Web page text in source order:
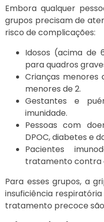
Embora qualquer
grupos precisam de
risco de complicações:
Idosos (acima de
para quadros
Crianças menores
menores de 2.
Gestantes e
imunidade.
Pessoas com
DPOC, diabetes e
Pacientes
tratamento contra
Para esses grupos, a
insuficiência
tratamento precoce